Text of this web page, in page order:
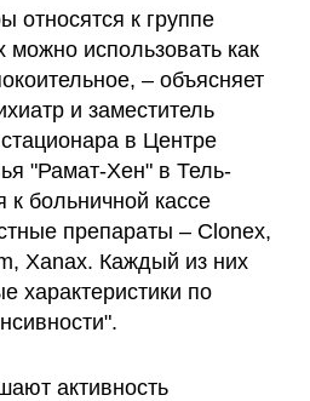
относятся к группе
можно использовать как
– объясняет
и заместитель
в Центре
"Рамат-Хен" в Тель-
больничной кассе
препараты – Clonex,
Xanax. Каждый из них
характеристики по
активность